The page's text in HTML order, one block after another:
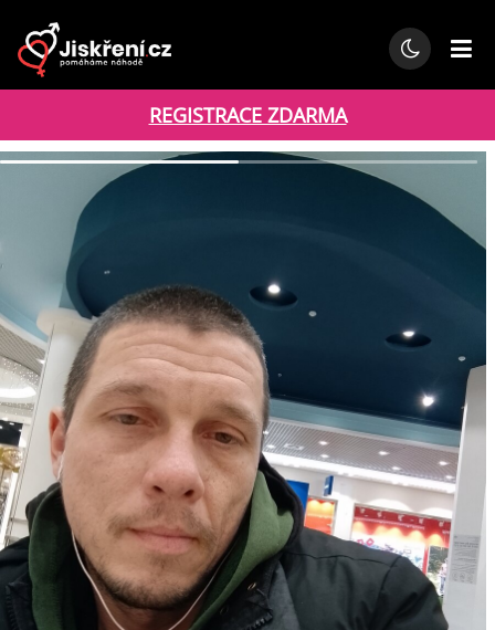
REGISTRACE ZDARMA